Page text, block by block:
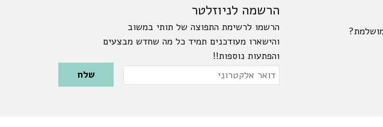
הרשמה לניוזלטר
הרשמו לרשימת התפוצה של תותי במשוב
והישארו מעודכנים תמיד כל מה שחדש מבצעים
והפתעות נוספות!!
Please leave this field empty.
דואר